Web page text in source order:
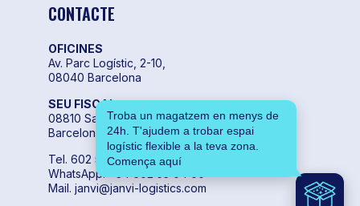
CONTACTE
OFICINES
Av. Parc Logístic, 2-10,
08040 Barcelona
SEU FISCAL
08810 Sant Pere de Ribes,
Barcelona
Tel. 602 55 04 00
WhatsApp. +34 602 55 04 00
Mail. janvi@janvi-logistics.com
Troba un magatzem en menys de
24h. T'ajudem a trobar espai
logístic flexible a la teva zona.
Comença aquí